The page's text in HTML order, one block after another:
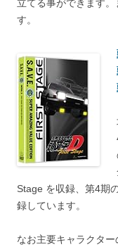
立てる事ができます。
す。
Stage を収録、第4期
録しています。
なお主要キャラクタ